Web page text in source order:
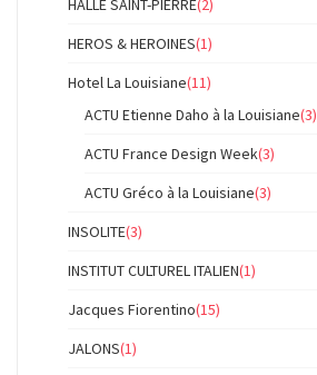
HEROS & HEROINES(1)
Hotel La Louisiane(11)
ACTU Etienne Daho à la Louisiane(3)
ACTU France Design Week(3)
ACTU Gréco à la Louisiane(3)
INSOLITE(3)
INSTITUT CULTUREL ITALIEN(1)
Jacques Fiorentino(15)
JALONS(1)